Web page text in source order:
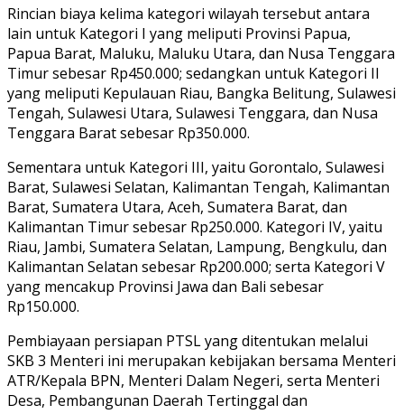
Rincian biaya kelima kategori wilayah tersebut antara
lain untuk Kategori I yang meliputi Provinsi Papua,
Papua Barat, Maluku, Maluku Utara, dan Nusa Tenggara
Timur sebesar Rp450.000; sedangkan untuk Kategori II
yang meliputi Kepulauan Riau, Bangka Belitung, Sulawesi
Tengah, Sulawesi Utara, Sulawesi Tenggara, dan Nusa
Tenggara Barat sebesar Rp350.000.
Sementara untuk Kategori III, yaitu Gorontalo, Sulawesi
Barat, Sulawesi Selatan, Kalimantan Tengah, Kalimantan
Barat, Sumatera Utara, Aceh, Sumatera Barat, dan
Kalimantan Timur sebesar Rp250.000. Kategori IV, yaitu
Riau, Jambi, Sumatera Selatan, Lampung, Bengkulu, dan
Kalimantan Selatan sebesar Rp200.000; serta Kategori V
yang mencakup Provinsi Jawa dan Bali sebesar
Rp150.000.
Pembiayaan persiapan PTSL yang ditentukan melalui
SKB 3 Menteri ini merupakan kebijakan bersama Menteri
ATR/Kepala BPN, Menteri Dalam Negeri, serta Menteri
Desa, Pembangunan Daerah Tertinggal dan